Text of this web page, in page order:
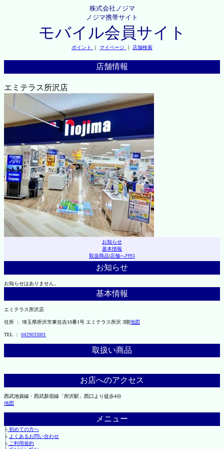
株式会社ノジマ
ノジマ携帯サイト
モバイル会員サイト
ポイント ｜ マイページ ｜ 店舗検索
店舗情報
エミテラス所沢店
お知らせ
基本情報
取扱商品|店舗へｱｸｾｽ
お知らせ
お知らせはありません。
基本情報
エミテラス所沢店
住所 ： 埼玉県所沢市東住吉10番1号 エミテラス所沢 3階地図
TEL ： 0429033001
取扱い商品
お店へのアクセス
西武池袋線・西武新宿線「所沢駅」西口より徒歩4分
地図
メニュー
├初めての方へ
├ よくあるお問い合わせ
├ご利用規約